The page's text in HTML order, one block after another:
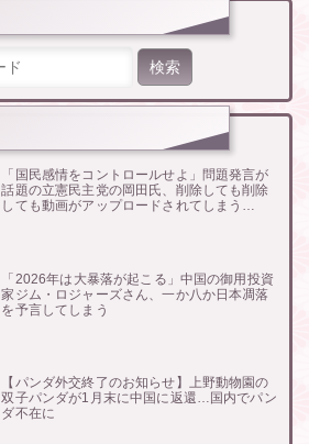
「国民感情をコントロールせよ」問題発言が
話題の立憲民主党の岡田氏、削除しても削除
しても動画がアップロードされてしまう…
「2026年は大暴落が起こる」中国の御用投資
家ジム・ロジャーズさん、一か八か日本凋落
を予言してしまう
【パンダ外交終了のお知らせ】上野動物園の
双子パンダが1月末に中国に返還…国内でパン
ダ不在に